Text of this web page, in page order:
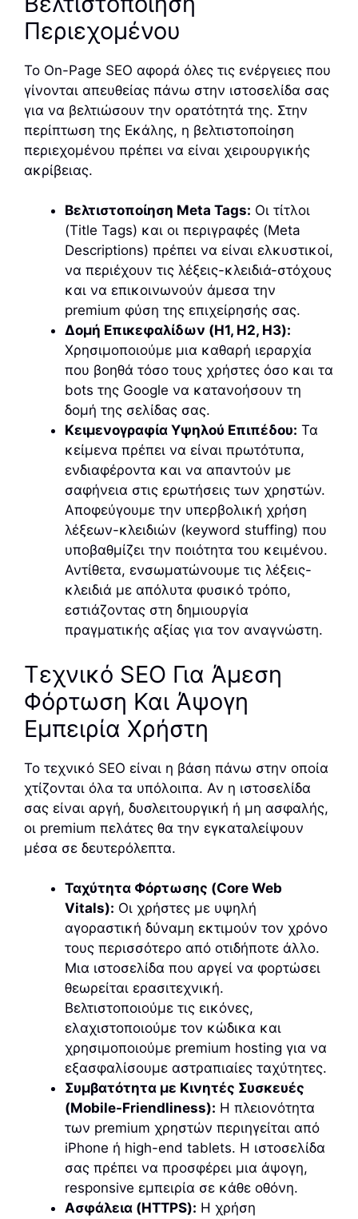
Περιεχομένου
Το On-Page SEO αφορά όλες τις ενέργειες που
γίνονται απευθείας πάνω στην ιστοσελίδα σας
για να βελτιώσουν την ορατότητά της. Στην
περίπτωση της Εκάλης, η βελτιστοποίηση
περιεχομένου πρέπει να είναι χειρουργικής
ακρίβειας.
Βελτιστοποίηση Meta Tags: Οι τίτλοι
(Title Tags) και οι περιγραφές (Meta
Descriptions) πρέπει να είναι ελκυστικοί,
να περιέχουν τις λέξεις-κλειδιά-στόχους
και να επικοινωνούν άμεσα την
premium φύση της επιχείρησής σας.
Δομή Επικεφαλίδων (H1, H2, H3):
Χρησιμοποιούμε μια καθαρή ιεραρχία
που βοηθά τόσο τους χρήστες όσο και τα
bots της Google να κατανοήσουν τη
δομή της σελίδας σας.
Κειμενογραφία Υψηλού Επιπέδου: Τα
κείμενα πρέπει να είναι πρωτότυπα,
ενδιαφέροντα και να απαντούν με
σαφήνεια στις ερωτήσεις των χρηστών.
Αποφεύγουμε την υπερβολική χρήση
λέξεων-κλειδιών (keyword stuffing) που
υποβαθμίζει την ποιότητα του κειμένου.
Αντίθετα, ενσωματώνουμε τις λέξεις-
κλειδιά με απόλυτα φυσικό τρόπο,
εστιάζοντας στη δημιουργία
πραγματικής αξίας για τον αναγνώστη.
Τεχνικό SEO Για Άμεση
Φόρτωση Και Άψογη
Εμπειρία Χρήστη
Το τεχνικό SEO είναι η βάση πάνω στην οποία
χτίζονται όλα τα υπόλοιπα. Αν η ιστοσελίδα
σας είναι αργή, δυσλειτουργική ή μη ασφαλής,
οι premium πελάτες θα την εγκαταλείψουν
μέσα σε δευτερόλεπτα.
Ταχύτητα Φόρτωσης (Core Web
Vitals): Οι χρήστες με υψηλή
αγοραστική δύναμη εκτιμούν τον χρόνο
τους περισσότερο από οτιδήποτε άλλο.
Μια ιστοσελίδα που αργεί να φορτώσει
θεωρείται ερασιτεχνική.
Βελτιστοποιούμε τις εικόνες,
ελαχιστοποιούμε τον κώδικα και
χρησιμοποιούμε premium hosting για να
εξασφαλίσουμε αστραπιαίες ταχύτητες.
Συμβατότητα με Κινητές Συσκευές
(Mobile-Friendliness): Η πλειονότητα
των premium χρηστών περιηγείται από
iPhone ή high-end tablets. Η ιστοσελίδα
σας πρέπει να προσφέρει μια άψογη,
responsive εμπειρία σε κάθε οθόνη.
Ασφάλεια (HTTPS): Η χρήση